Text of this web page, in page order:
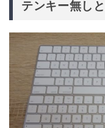
テンキー無し